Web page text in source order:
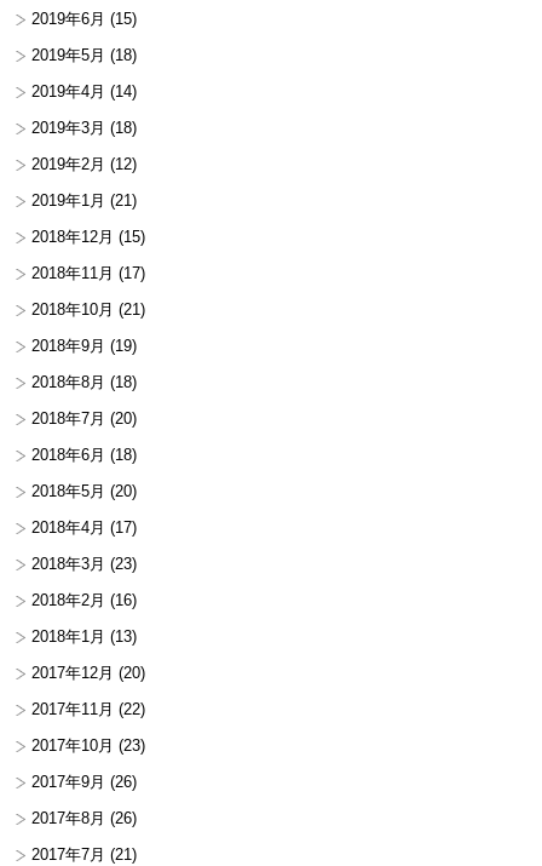
2019年6月 (15)
2019年5月 (18)
2019年4月 (14)
2019年3月 (18)
2019年2月 (12)
2019年1月 (21)
2018年12月 (15)
2018年11月 (17)
2018年10月 (21)
2018年9月 (19)
2018年8月 (18)
2018年7月 (20)
2018年6月 (18)
2018年5月 (20)
2018年4月 (17)
2018年3月 (23)
2018年2月 (16)
2018年1月 (13)
2017年12月 (20)
2017年11月 (22)
2017年10月 (23)
2017年9月 (26)
2017年8月 (26)
2017年7月 (21)